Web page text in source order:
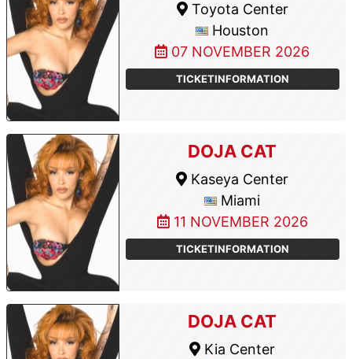
Toyota Center
Houston
07 NOVEMBER 2026
TICKETINFORMATION
DOJA CAT
Kaseya Center
Miami
11 NOVEMBER 2026
TICKETINFORMATION
DOJA CAT
Kia Center